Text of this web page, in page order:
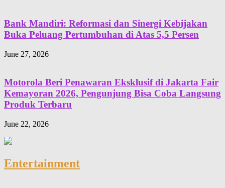
Bank Mandiri: Reformasi dan Sinergi Kebijakan
Buka Peluang Pertumbuhan di Atas 5,5 Persen
June 27, 2026
Motorola Beri Penawaran Eksklusif di Jakarta Fair
Kemayoran 2026, Pengunjung Bisa Coba Langsung
Produk Terbaru
June 22, 2026
Entertainment